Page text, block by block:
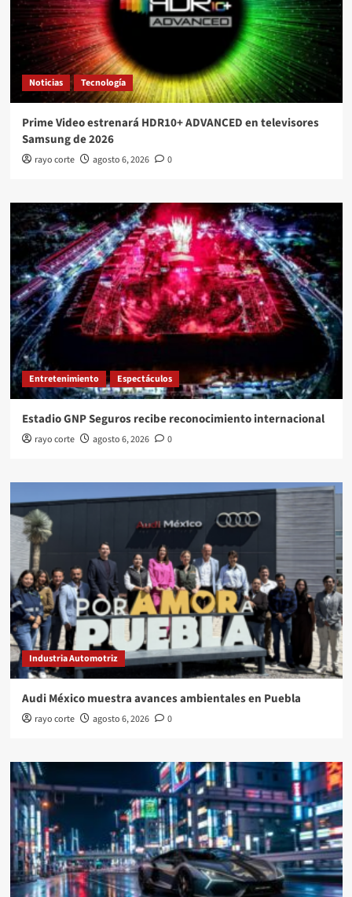
Noticias Tecnología
Prime Video estrenará HDR10+ ADVANCED en televisores
Samsung de 2026
rayo corte agosto 6, 2026 0
Entretenimiento Espectáculos
Estadio GNP Seguros recibe reconocimiento internacional
rayo corte agosto 6, 2026 0
Industria Automotriz
Audi México muestra avances ambientales en Puebla
rayo corte agosto 6, 2026 0